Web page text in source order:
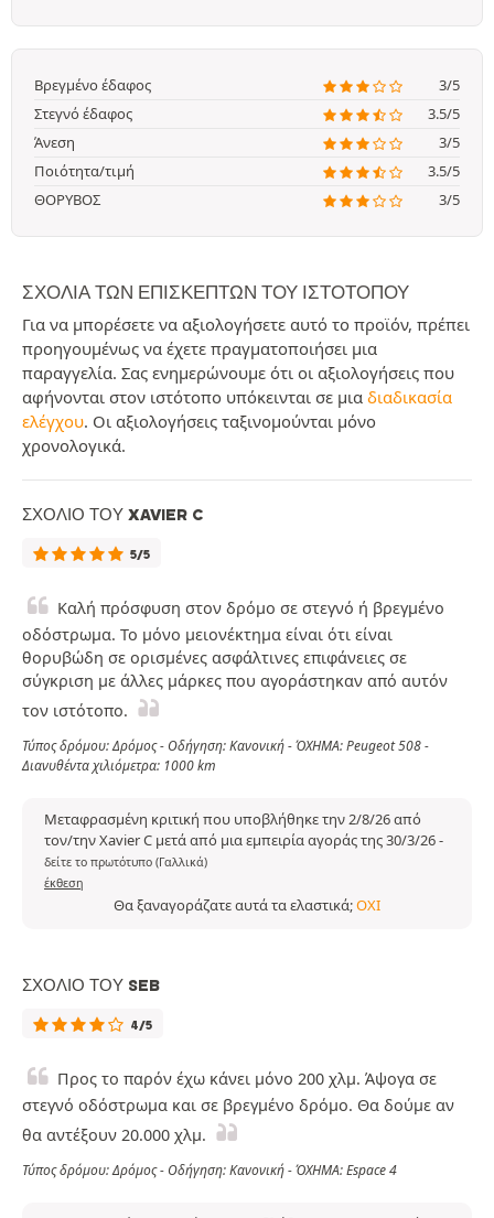
Βρεγμένο έδαφος
3/5
Στεγνό έδαφος
3.5/5
Άνεση
3/5
Ποιότητα/τιμή
3.5/5
ΘΟΡΥΒΟΣ
3/5
ΣΧΌΛΙΑ ΤΩΝ ΕΠΙΣΚΕΠΤΏΝ ΤΟΥ ΙΣΤΟΤΌΠΟΥ
Για να μπορέσετε να αξιολογήσετε αυτό το προϊόν, πρέπει
προηγουμένως να έχετε πραγματοποιήσει μια
παραγγελία. Σας ενημερώνουμε ότι οι αξιολογήσεις που
αφήνονται στον ιστότοπο υπόκεινται σε μια διαδικασία
ελέγχου. Οι αξιολογήσεις ταξινομούνται μόνο
χρονολογικά.
ΣΧΌΛΙΟ ΤΟΥ XAVIER C
5/5
Καλή πρόσφυση στον δρόμο σε στεγνό ή βρεγμένο
οδόστρωμα. Το μόνο μειονέκτημα είναι ότι είναι
θορυβώδη σε ορισμένες ασφάλτινες επιφάνειες σε
σύγκριση με άλλες μάρκες που αγοράστηκαν από αυτόν
τον ιστότοπο.
Τύπος δρόμου: Δρόμος - Οδήγηση: Κανονική - ΌΧΗΜΑ: Peugeot 508 -
Διανυθέντα χιλιόμετρα: 1000 km
Μεταφρασμένη κριτική που υποβλήθηκε την 2/8/26 από
τον/την Xavier C μετά από μια εμπειρία αγοράς της 30/3/26-
δείτε το πρωτότυπο (Γαλλικά)
έκθεση
Θα ξαναγοράζατε αυτά τα ελαστικά;ΌΧΙ
ΣΧΌΛΙΟ ΤΟΥ SEB
4/5
Προς το παρόν έχω κάνει μόνο 200 χλμ. Άψογα σε
στεγνό οδόστρωμα και σε βρεγμένο δρόμο. Θα δούμε αν
θα αντέξουν 20.000 χλμ.
Τύπος δρόμου: Δρόμος - Οδήγηση: Κανονική - ΌΧΗΜΑ: Espace 4